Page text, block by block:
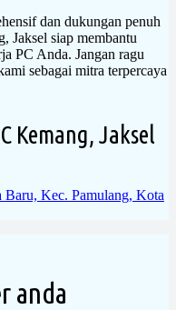
dan dukungan penuh
Jaksel siap membantu
PC Anda. Jangan ragu
sebagai mitra terpercaya
Kemang, Jaksel
Kec. Pamulang, Kota
anda